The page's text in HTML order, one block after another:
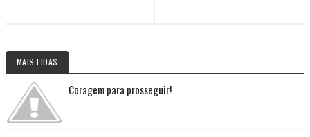
MAIS LIDAS
Coragem para prosseguir!